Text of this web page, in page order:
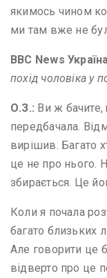
якимось чином
ми там вже не
BBC News
похід чоловіка у
О.З.: Ви ж бачите,
передбачала.
вирішив. Багато
це не про нього.
збирається. Це
Коли я почала
багато близьких
Але говорити це
відверто про це